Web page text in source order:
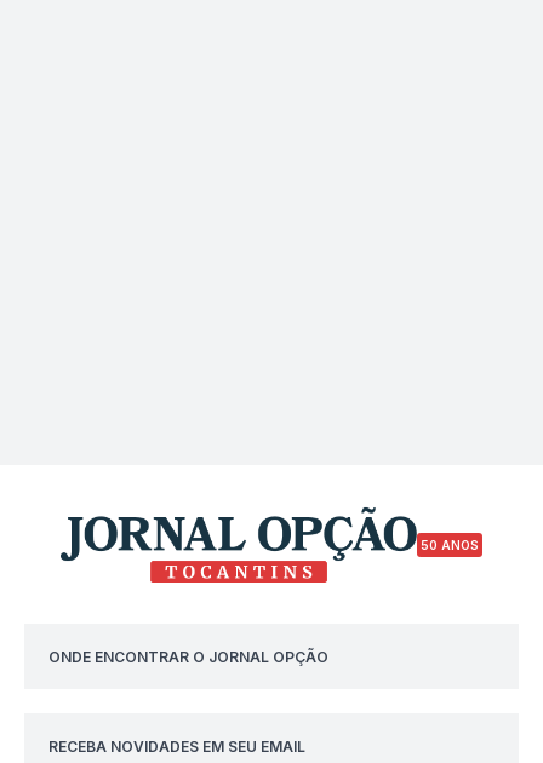
50 ANOS
ONDE ENCONTRAR O JORNAL OPÇÃO
RECEBA NOVIDADES EM SEU EMAIL